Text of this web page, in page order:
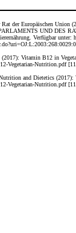
Rat der Europäischen Union
UND DES
Verfügbar unter:
Vitamin B12 in
Vegetarian-Nutrition.pdf
and Dietetics (2017):
Vegetarian-Nutrition.pdf